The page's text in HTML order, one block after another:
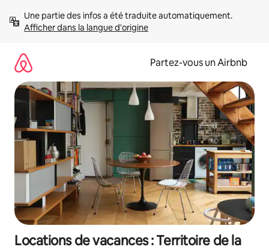
directement
Afficher dans la langue d'origine
Partez-vous un Airbnb
Locations de vacances : Territoire de la